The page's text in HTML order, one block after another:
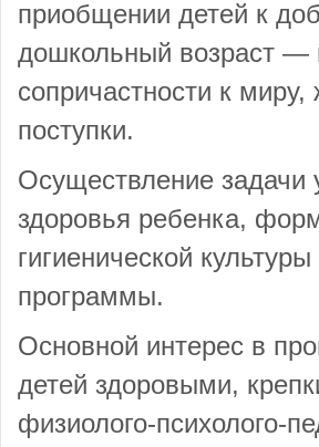
приобщении детей к
дошкольный возраст —
сопричастности к
поступки.
Осуществление задачи
здоровья ребенка,
гигиенической
программы.
Основной интерес в
детей здоровыми,
физиолого-психолого-